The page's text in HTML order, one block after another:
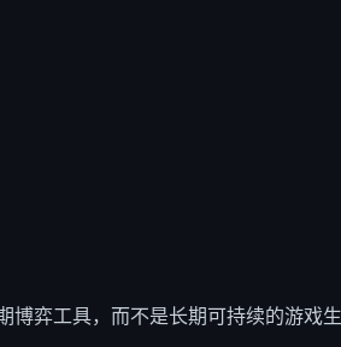
弈工具，而不是长期可持续的游戏生